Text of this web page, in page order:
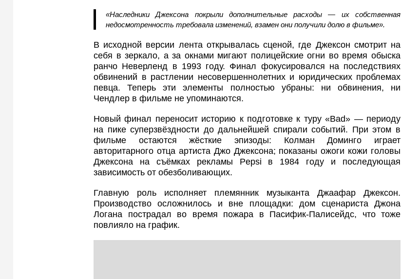
«Наследники Джексона покрыли дополнительные расходы — их собственная
недосмотренность требовала изменений, взамен они получили долю в фильме».
В исходной версии лента открывалась сценой, где Джексон смотрит на
себя в зеркало, а за окнами мигают полицейские огни во время обыска
ранчо Неверленд в 1993 году. Финал фокусировался на последствиях
обвинений в растлении несовершеннолетних и юридических проблемах
певца. Теперь эти элементы полностью убраны: ни обвинения, ни
Чендлер в фильме не упоминаются.
Новый финал переносит историю к подготовке к туру «Bad» — периоду
на пике суперзвёздности до дальнейшей спирали событий. При этом в
фильме остаются жёсткие эпизоды: Колман Доминго играет
авторитарного отца артиста Джо Джексона; показаны ожоги кожи головы
Джексона на съёмках рекламы Pepsi в 1984 году и последующая
зависимость от обезболивающих.
Главную роль исполняет племянник музыканта Джаафар Джексон.
Производство осложнилось и вне площадки: дом сценариста Джона
Логана пострадал во время пожара в Пасифик‑Палисейдс, что тоже
повлияло на график.